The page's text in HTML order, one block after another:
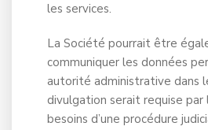
les services.
La Société pourrait être
communiquer les données
autorité administrative dans
divulgation serait requise par
besoins d’une procédure